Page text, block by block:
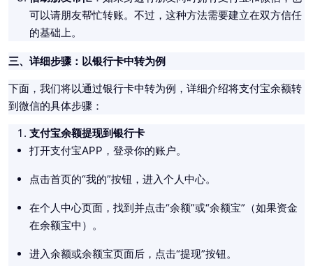
可以请朋友帮忙转账。不过，这种方法需要建立在双方信任
的基础上。
三、详细步骤：以银行卡中转为例
下面，我们将以通过银行卡中转为例，详细介绍将支付宝余额转
到微信的具体步骤：
支付宝余额提现到银行卡
打开支付宝APP，登录你的账户。
点击首页的“我的”按钮，进入个人中心。
在个人中心页面，找到并点击“余额”或“余额宝”（如果资金
在余额宝中）。
进入余额或余额宝页面后，点击“提现”按钮。